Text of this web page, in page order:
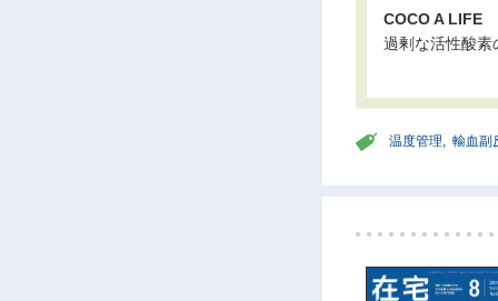
COCO A LIFE
過剰な活性酸
温度管理, 輸血副